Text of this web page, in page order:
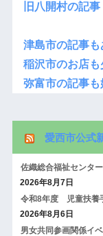
旧八開村の記事
津島市の記事も
稲沢市のお店も
弥富市の記事も
愛西市公式
佐織総合福祉センタ
2026年8月7日
令和8年度 児童扶養
2026年8月6日
男女共同参画関係イ